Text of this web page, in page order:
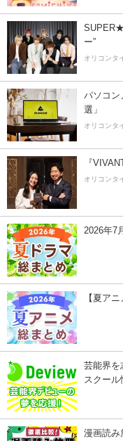
ー”
オリコンタ
パソコン
選」
オリコンタ
『
オリコンタ
2026年7
【夏ア
芸能界を
スクール
漫画読み